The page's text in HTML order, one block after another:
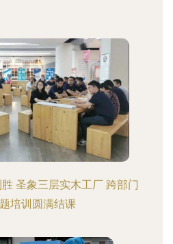
圣象三层实木工厂 跨部门
培训圆满结课